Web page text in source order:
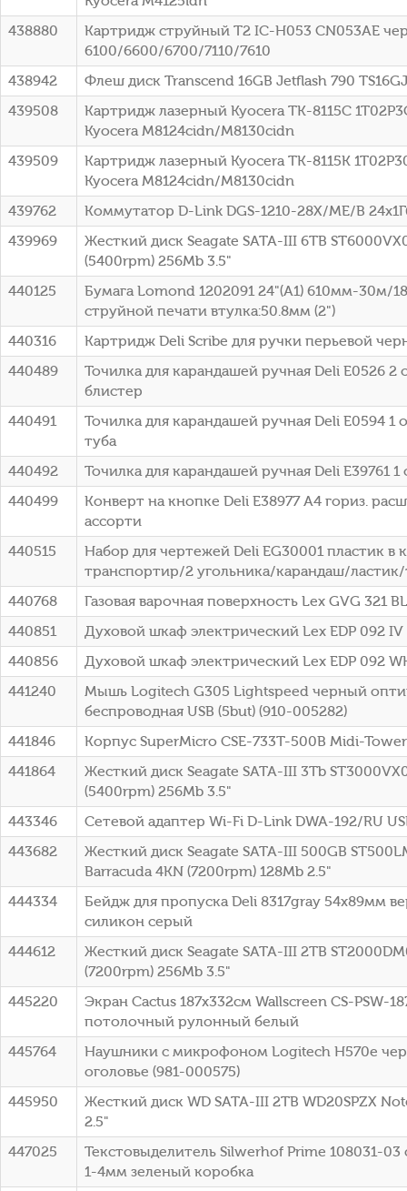
438880
Картридж струйный T2 IC-H053 CN053AE
6100/6600/6700/7110/7610
438942
Флеш диск Transcend 16GB Jetflash 790
439508
Картридж лазерный Kyocera TK-8115C
Kyocera M8124cidn/M8130cidn
439509
Картридж лазерный Kyocera TK-8115K
Kyocera M8124cidn/M8130cidn
439762
Коммутатор D-Link DGS-1210-28X/ME/B
439969
Жесткий диск Seagate SATA-III 6TB
(5400rpm) 256Mb 3.5"
440125
Бумага Lomond 1202091 24"(A1) 610мм-30м/
струйной печати втулка:50.8мм (2")
440316
Картридж Deli Scribe для ручки перьевой
440489
Точилка для карандашей ручная Deli E0526 2
блистер
440491
Точилка для карандашей ручная Deli E0594 1
туба
440492
Точилка для карандашей ручная Deli E39761
440499
Конверт на кнопке Deli E38977 A4 гориз.
ассорти
440515
Набор для чертежей Deli EG30001 пластик в
транспортир/2 угольника/карандаш/
440768
Газовая варочная поверхность Lex GVG 321
440851
Духовой шкаф электрический Lex EDP 092
440856
Духовой шкаф электрический Lex EDP 092
441240
Мышь Logitech G305 Lightspeed черный
беспроводная USB (5but) (910-005282)
441846
Корпус SuperMicro CSE-733T-500B Midi-
441864
Жесткий диск Seagate SATA-III 3Tb
(5400rpm) 256Mb 3.5"
443346
Сетевой адаптер Wi-Fi D-Link DWA-192/RU
443682
Жесткий диск Seagate SATA-III 500GB
Barracuda 4KN (7200rpm) 128Mb 2.5"
444334
Бейдж для пропуска Deli 8317gray 54х89мм
силикон серый
444612
Жесткий диск Seagate SATA-III 2TB
(7200rpm) 256Mb 3.5"
445220
Экран Cactus 187x332см Wallscreen CS-PSW-
потолочный рулонный белый
445764
Наушники с микрофоном Logitech H570e
оголовье (981-000575)
445950
Жесткий диск WD SATA-III 2TB WD20SPZX
2.5"
447025
Текстовыделитель Silwerhof Prime 108031-
1-4мм зеленый коробка